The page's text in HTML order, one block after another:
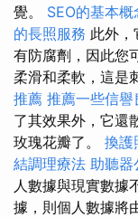
覺。 SEO的基本
的長照服務 此外，
有防腐劑，因此您
柔滑和柔軟，這是
推薦 推薦一些信
了其效果外，它還
玫瑰花瓣了。 換護
結調理療法 助聽器
人數據與現實數據
據，則個人數據將